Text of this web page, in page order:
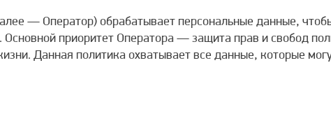
— Оператор) обрабатывает персональные данные,
приоритет Оператора — защита прав и свобод
Данная политика охватывает все данные, которые